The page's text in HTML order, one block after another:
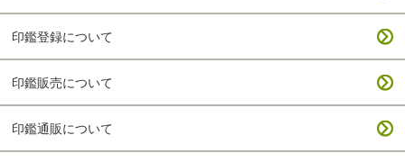
印鑑登録について
印鑑販売について
印鑑通販について